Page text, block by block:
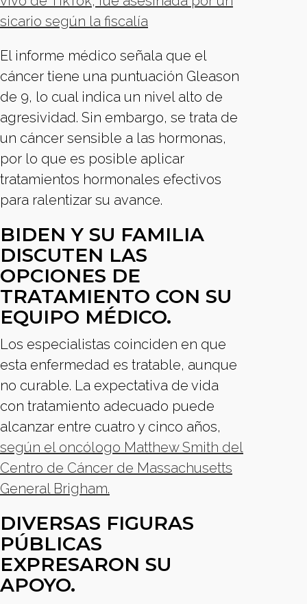
sicario según la fiscalía
El informe médico señala que el
cáncer tiene una puntuación Gleason
de 9, lo cual indica un nivel alto de
agresividad. Sin embargo, se trata de
un cáncer sensible a las hormonas,
por lo que es posible aplicar
tratamientos hormonales efectivos
para ralentizar su avance.
BIDEN Y SU FAMILIA
DISCUTEN LAS
OPCIONES DE
TRATAMIENTO CON SU
EQUIPO MÉDICO.
Los especialistas coinciden en que
esta enfermedad es tratable, aunque
no curable. La expectativa de vida
con tratamiento adecuado puede
alcanzar entre cuatro y cinco años,
según el oncólogo Matthew Smith del
Centro de Cáncer de Massachusetts
General Brigham.
DIVERSAS FIGURAS
PÚBLICAS
EXPRESARON SU
APOYO.